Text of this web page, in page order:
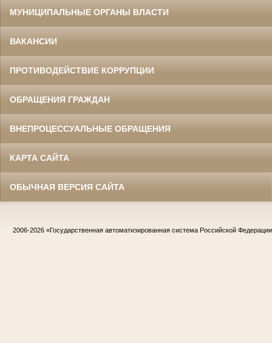
МУНИЦИПАЛЬНЫЕ ОРГАНЫ ВЛАСТИ
ВАКАНСИИ
ПРОТИВОДЕЙСТВИЕ КОРРУПЦИИ
ОБРАЩЕНИЯ ГРАЖДАН
ВНЕПРОЦЕССУАЛЬНЫЕ ОБРАЩЕНИЯ
КАРТА САЙТА
ОБЫЧНАЯ ВЕРСИЯ САЙТА
2006-2026 «Государственная автоматизированная система Российской